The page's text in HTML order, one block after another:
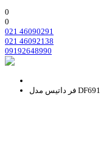
0
0
021 46090291
021 46092138
09192648990
فر داتیس مدل DF691